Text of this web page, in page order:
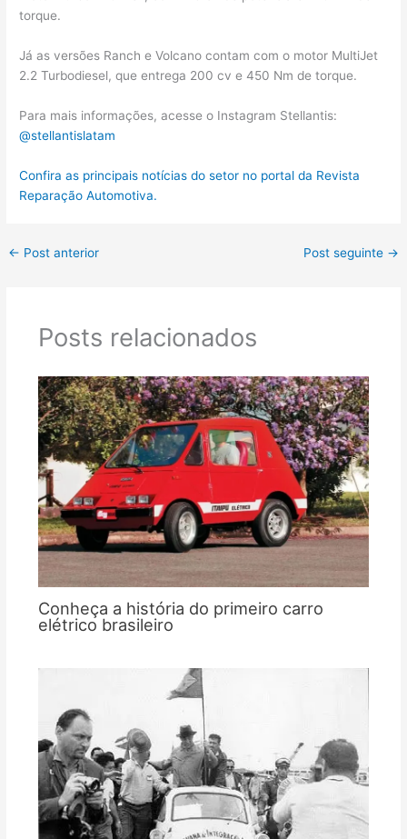
torque.
Já as versões Ranch e Volcano contam com o motor MultiJet
2.2 Turbodiesel, que entrega 200 cv e 450 Nm de torque.
Para mais informações, acesse o Instagram Stellantis:
@stellantislatam
Confira as principais notícias do setor no portal da Revista
Reparação Automotiva.
← Post anterior Post seguinte →
Posts relacionados
Conheça a história do primeiro carro
elétrico brasileiro